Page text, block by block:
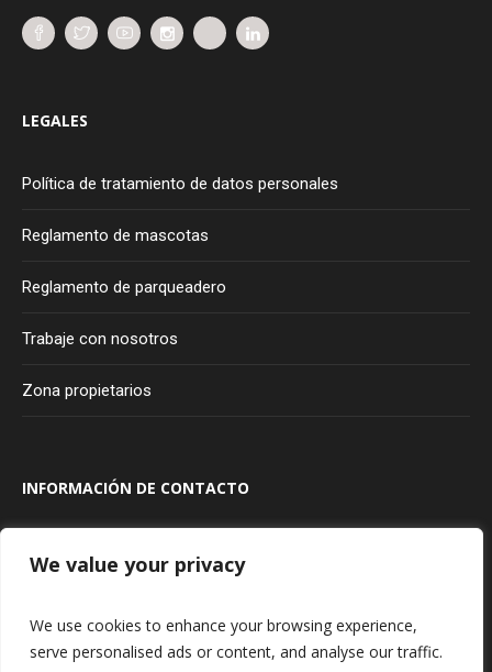
We value your privacy
We use cookies to enhance your browsing experience,
serve personalised ads or content, and analyse our traffic.
LEGALES
Política de tratamiento de datos personales
Reglamento de mascotas
Reglamento de parqueadero
Trabaje con nosotros
Zona propietarios
INFORMACIÓN DE CONTACTO
Transversal 100A #80A - 20